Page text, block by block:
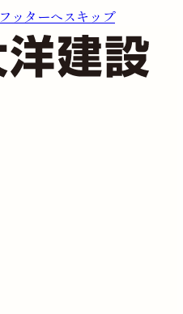
フッターへスキップ